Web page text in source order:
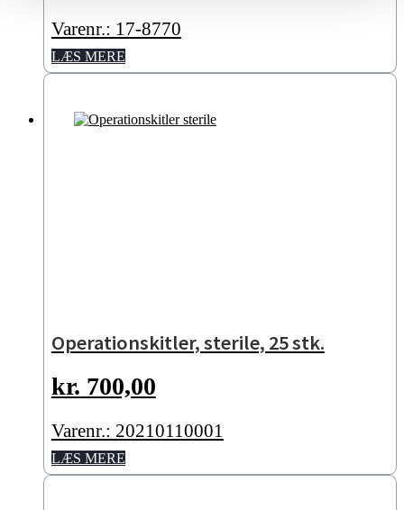
Varenr.: 17-8770
LÆS MERE
Operationskitler, sterile, 25 stk.
kr. 700,00
Varenr.: 20210110001
LÆS MERE